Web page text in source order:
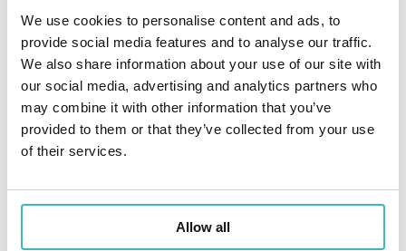
We use cookies to personalise content and ads, to
provide social media features and to analyse our traffic.
We also share information about your use of our site with
our social media, advertising and analytics partners who
may combine it with other information that you’ve
provided to them or that they’ve collected from your use
of their services.
Allow all
Entre los tres métodos de reservas
universalmente conocidos y utilizados en
el mundo actuarial, nuestros expertos le
brindan algunas pautas útiles para elegir el
método adecuado en el momento
adecuado en este E-book.
utilizar cada método actuarial de reservas